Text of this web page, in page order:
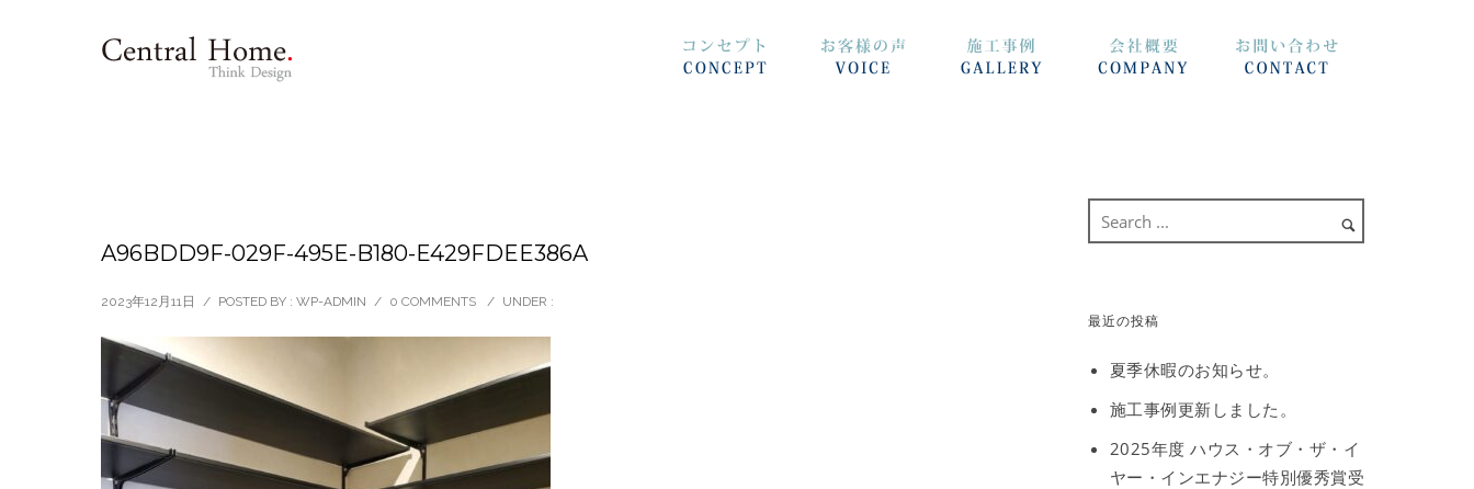
A96BDD9F-029F-495E-B180-E429FDEE386A
2023年12月11日 / POSTED BY : WP-ADMIN / 0 COMMENTS / UNDER :
最近の投稿
夏季休暇のお知らせ。
施工事例更新しました。
2025年度 ハウス・オブ・ザ・イ
ヤー・インエナジー特別優秀賞受